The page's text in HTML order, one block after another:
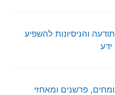
והניסיונות להשפיע
ידע
פרשנים ומאחזי